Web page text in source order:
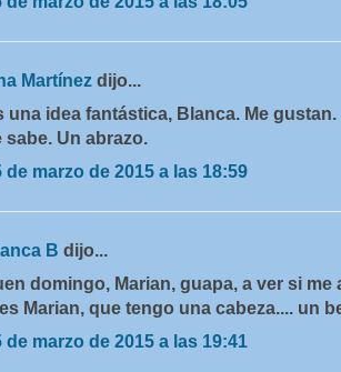
Martínez dijo...
una idea fantástica, Blanca. Me
sabe. Un abrazo.
de marzo de 2015 a las 18:59
B dijo...
domingo, Marian, guapa, a ver si
Marian, que tengo una cabeza.... un
de marzo de 2015 a las 19:41